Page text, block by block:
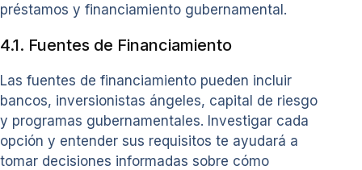
préstamos y financiamiento gubernamental.
4.1. Fuentes de Financiamiento
Las fuentes de financiamiento pueden incluir
bancos, inversionistas ángeles, capital de riesgo
y programas gubernamentales. Investigar cada
opción y entender sus requisitos te ayudará a
tomar decisiones informadas sobre cómo